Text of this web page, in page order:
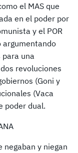
el MAS que
en el poder por
y el POR
argumentando
una
revoluciones
(Goni y
(Vaca
poder dual.
negaban y niegan